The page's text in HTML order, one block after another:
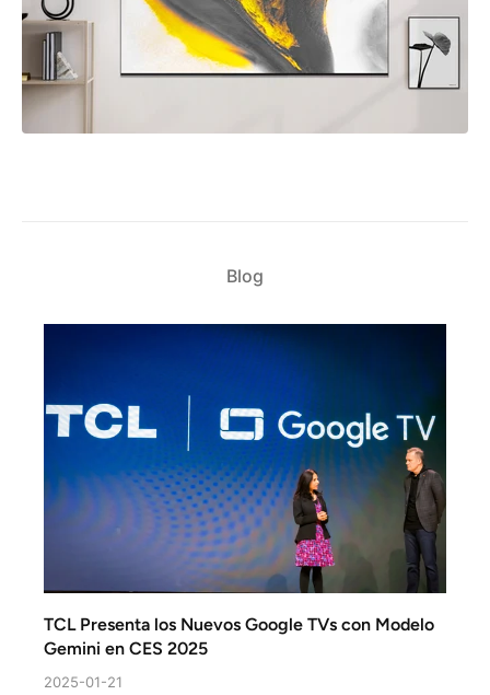
Blog
TCL Presenta los Nuevos Google TVs con Modelo
Gemini en CES 2025
2025-01-21